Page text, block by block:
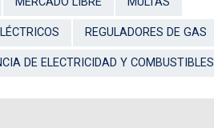
REGULADORES DE GAS
DE ELECTRICIDAD Y COMBUSTIBLES